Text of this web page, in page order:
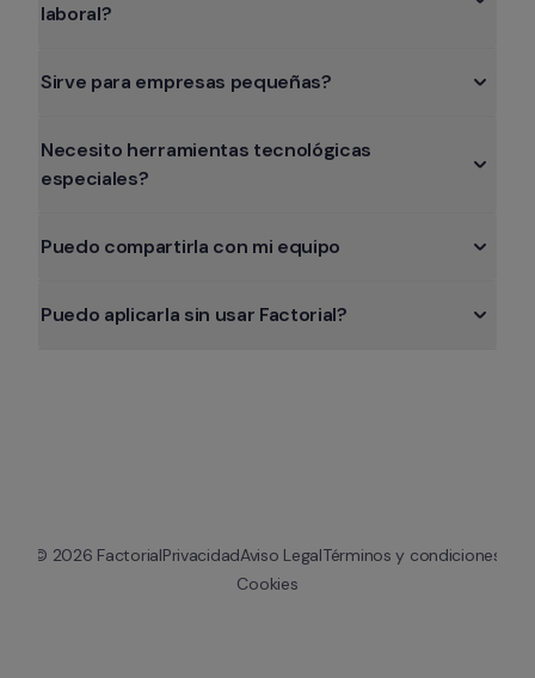
laboral?
Sirve para empresas pequeñas?
Necesito herramientas tecnológicas
especiales?
Puedo compartirla con mi equipo
Puedo aplicarla sin usar Factorial?
© 2026 FactorialPrivacidadAviso LegalTérminos y condiciones
Cookies